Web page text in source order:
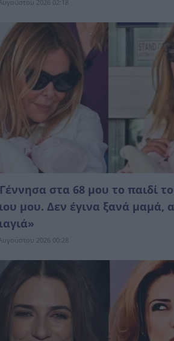
2026 02:18
στα 68 μου το παιδί
μου. Δεν έγινα ξανά μαμά,
2026 00:28